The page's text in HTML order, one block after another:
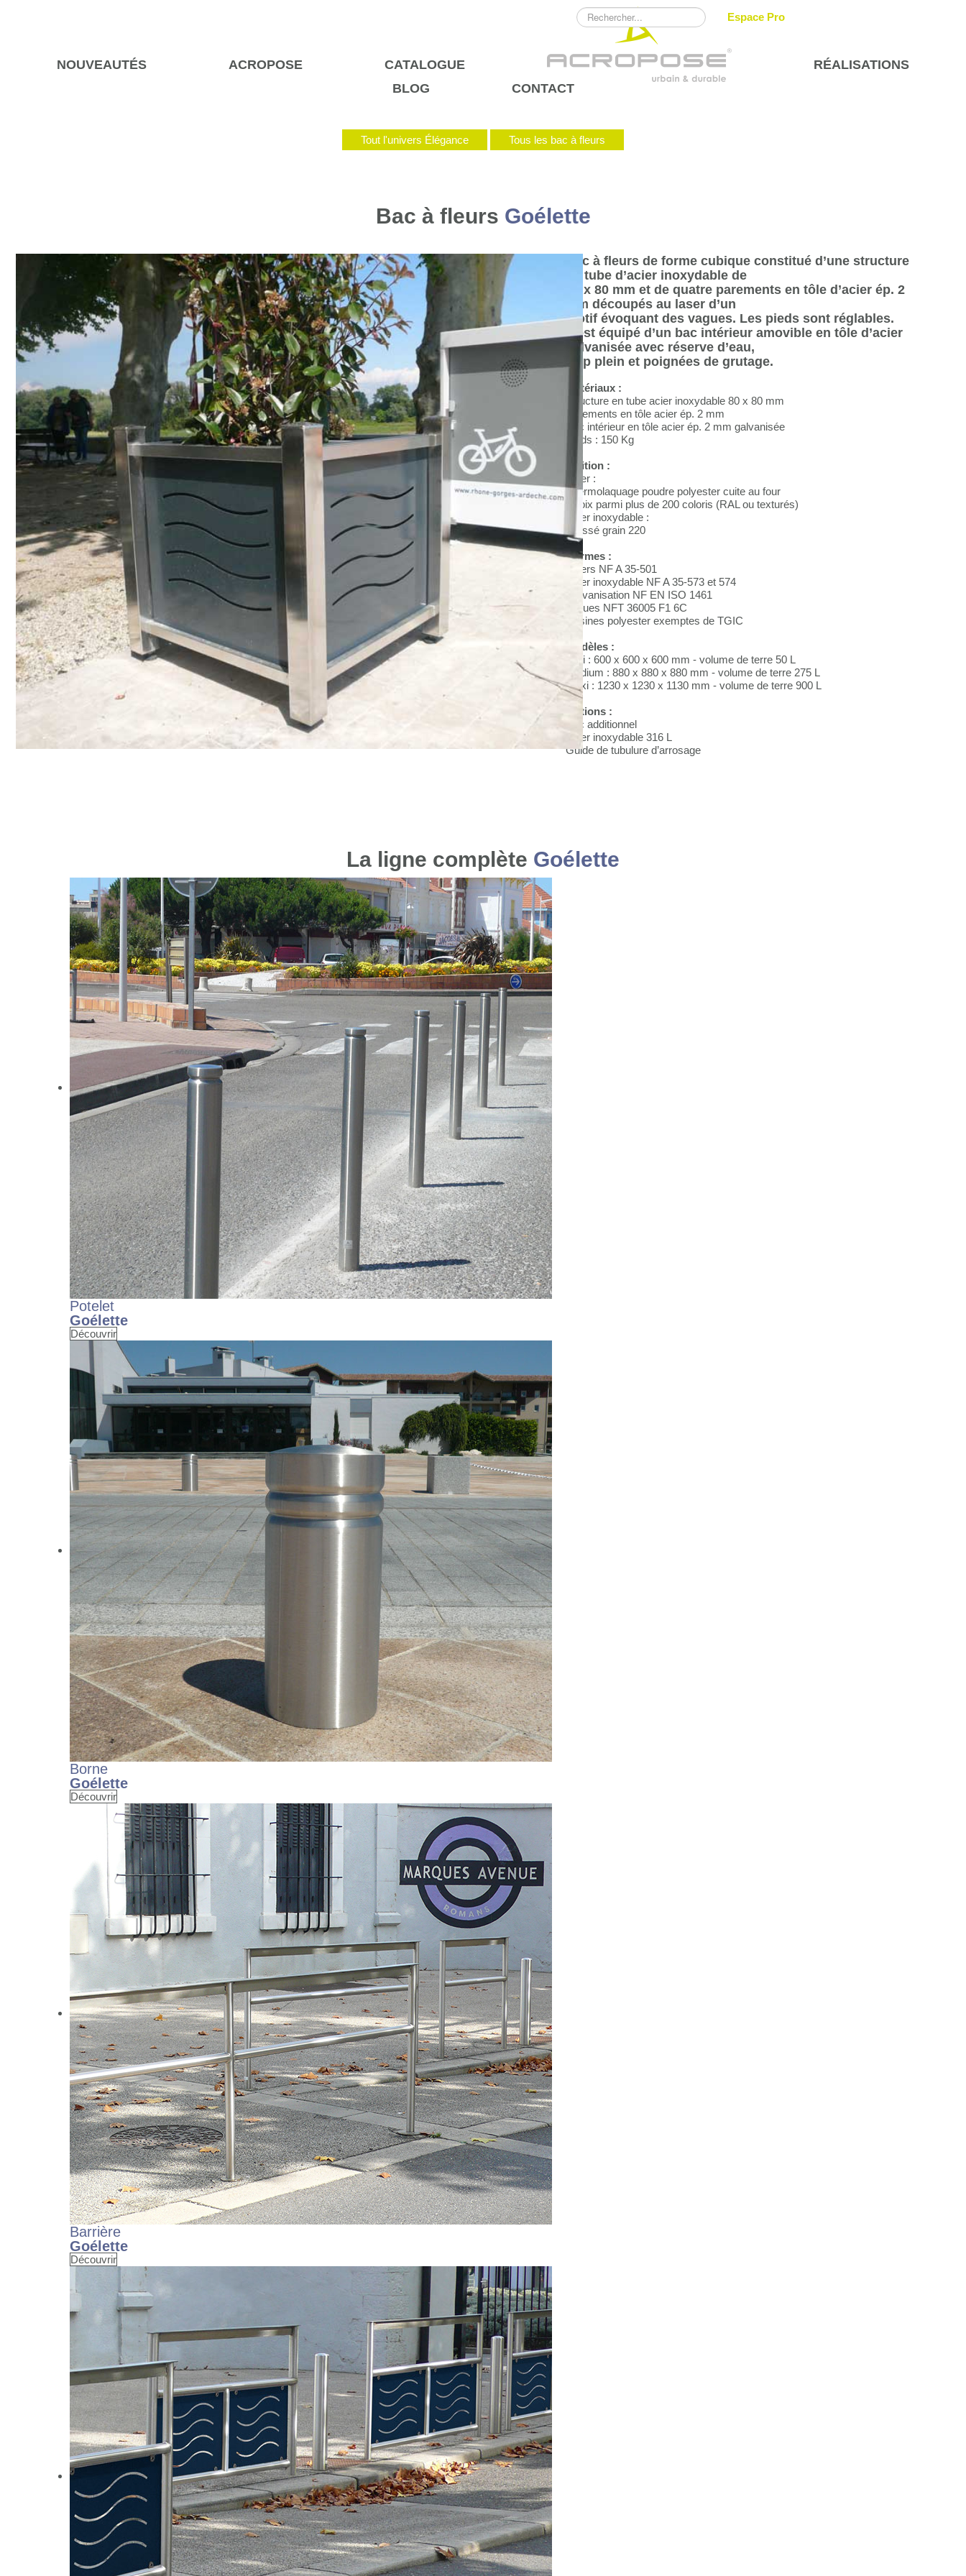
Rechercher Espace Pro
NOUVEAUTÉS ACROPOSE CATALOGUE
RÉALISATIONS
BLOG
CONTACT
Tout l'univers Élégance Tous les bac à fleurs
Bac à fleurs Goélette
Bac à fleurs de forme cubique constitué d’une structure
en tube d’acier inoxydable de
80 x 80 mm et de quatre parements en tôle d’acier ép. 2
mm découpés au laser d’un
motif évoquant des vagues. Les pieds sont réglables.
Il est équipé d’un bac intérieur amovible en tôle d’acier
galvanisée avec réserve d’eau,
trop plein et poignées de grutage.
Matériaux :
Structure en tube acier inoxydable 80 x 80 mm
Parements en tôle acier ép. 2 mm
Bac intérieur en tôle acier ép. 2 mm galvanisée
Poids : 150 Kg
Finition :
Acier :
Thermolaquage poudre polyester cuite au four
Choix parmi plus de 200 coloris (RAL ou texturés)
Acier inoxydable :
Brossé grain 220
Normes :
Aciers NF A 35-501
Acier inoxydable NF A 35-573 et 574
Galvanisation NF EN ISO 1461
Laques NFT 36005 F1 6C
Résines polyester exemptes de TGIC
Modèles :
Mini : 600 x 600 x 600 mm - volume de terre 50 L
Médium : 880 x 880 x 880 mm - volume de terre 275 L
Maxi : 1230 x 1230 x 1130 mm - volume de terre 900 L
Options :
Bac additionnel
Acier inoxydable 316 L
Guide de tubulure d’arrosage
La ligne complète Goélette
Potelet
Goélette
Découvrir
Borne
Goélette
Découvrir
Barrière
Goélette
Découvrir